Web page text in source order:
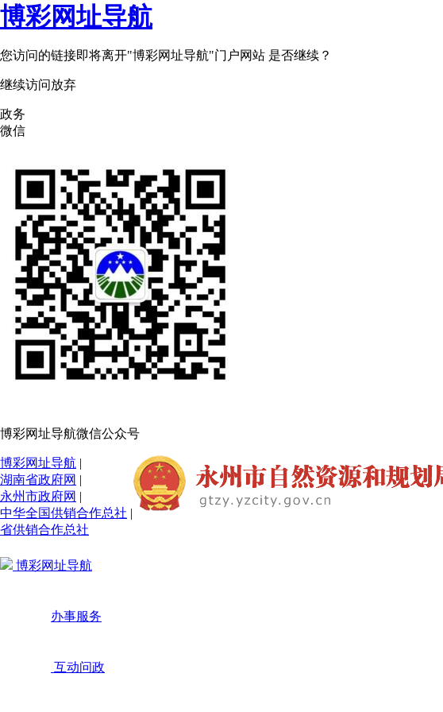
博彩网址导航
您访问的链接即将离开"博彩网址导航"门户网站 是否继续？
继续访问放弃
政务
微信
博彩网址导航微信公众号
博彩网址导航 |
湖南省政府网 |
永州市政府网 |
中华全国供销合作总社 |
省供销合作总社
博彩网址导航
办事服务
互动问政